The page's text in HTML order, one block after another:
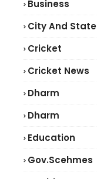
Business
City And State
Cricket
Cricket News
Dharm
Dharm
Education
Gov.scehmes